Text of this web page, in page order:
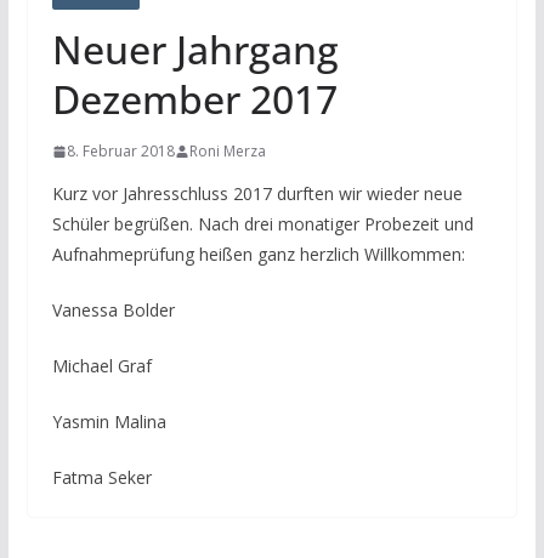
Neuer Jahrgang
Dezember 2017
8. Februar 2018 Roni Merza
Kurz vor Jahresschluss 2017 durften wir wieder neue
Schüler begrüßen. Nach drei monatiger Probezeit und
Aufnahmeprüfung heißen ganz herzlich Willkommen:
Vanessa Bolder
Michael Graf
Yasmin Malina
Fatma Seker